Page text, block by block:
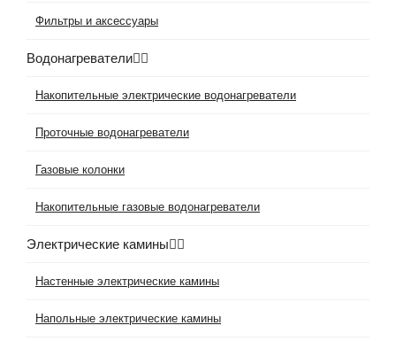
Фильтры и аксессуары
Водонагреватели
Накопительные электрические водонагреватели
Проточные водонагреватели
Газовые колонки
Накопительные газовые водонагреватели
Электрические камины
Настенные электрические камины
Напольные электрические камины